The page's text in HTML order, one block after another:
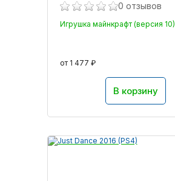
0 отзывов
Игрушка майнкрафт (версия 10)
от 1 477 ₽
В корзину